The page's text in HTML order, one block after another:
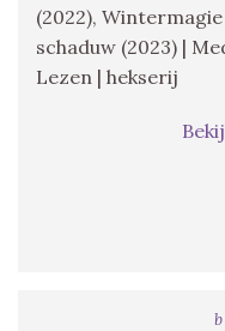
(2022),
schaduw (2023) |
Lezen | hekserij